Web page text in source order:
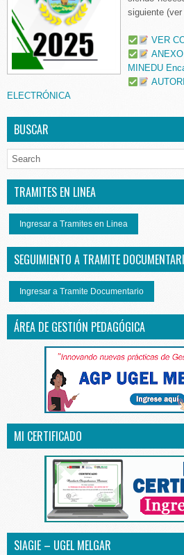
siguiente
VER
MINEDU
ELECTRÓNICA
BUSCAR
TRAMITES EN LINEA
Ingresar a Tramites en Linea
SEGUIMIENTO A TRAMITE
Ingresar a Tramite Documentario
ÁREA DE GESTIÓN PEDAGÓGICA
MI CERTIFICADO
SIAGIE – UGEL MELGAR